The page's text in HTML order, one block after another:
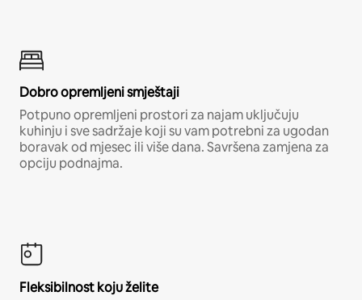
Dobro opremljeni smještaji
Potpuno opremljeni prostori za najam uključuju
kuhinju i sve sadržaje koji su vam potrebni za ugodan
boravak od mjesec ili više dana. Savršena zamjena za
opciju podnajma.
Fleksibilnost koju želite